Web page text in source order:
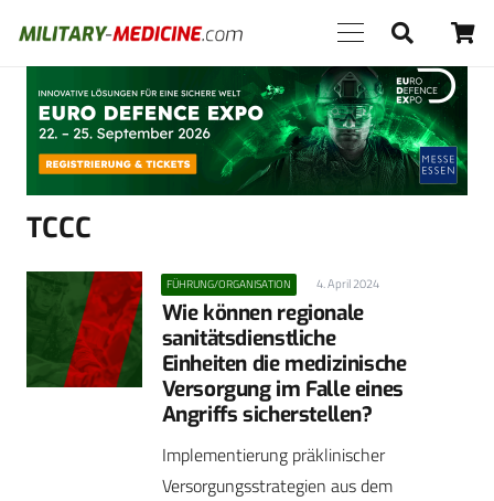
Anzeige
TCCC
FÜHRUNG/ORGANISATION 4. April 2024
Wie können regionale
sanitätsdienstliche
Einheiten die medizinische
Versorgung im Falle eines
Angriffs sicherstellen?
Implementierung präklinischer
Versorgungsstrategien aus dem